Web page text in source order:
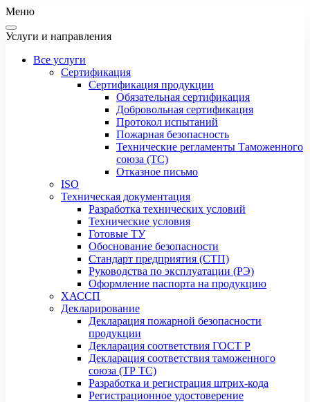
Меню
Услуги и направления
Все услуги
Сертификация
Сертификация продукции
Обязательная сертификация
Добровольная сертификация
Протокол испытаний
Пожарная безопасность
Технические регламенты Таможенного
союза (ТС)
Отказное письмо
ISO
Техническая документация
Разработка технических условий
Технические условия
Готовые ТУ
Обоснование безопасности
Стандарт предприятия (СТП)
Руководства по эксплуатации (РЭ)
Оформление паспорта на продукцию
ХАССП
Декларирование
Декларация пожарной безопасности
продукции
Декларация соответствия ГОСТ Р
Декларация соответствия таможенного
союза (ТР ТС)
Разработка и регистрация штрих-кода
Регистрационное удостоверение